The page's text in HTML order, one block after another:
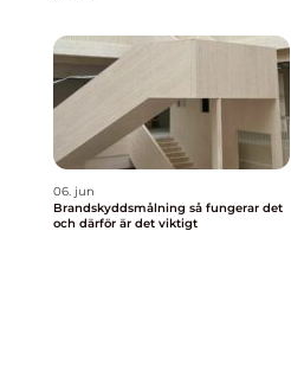
06. jun
Brandskyddsmålning så fungerar det
och därför är det viktigt